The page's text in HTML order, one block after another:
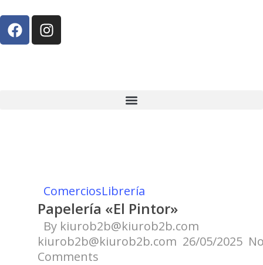
ComerciosLibrería
Papelería «El Pintor»
By kiurob2b@kiurob2b.com
kiurob2b@kiurob2b.com 26/05/2025
Comments